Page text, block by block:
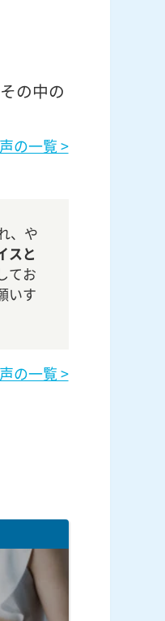
の中の
の一覧 >
、や
スと
てお
いす
の一覧 >